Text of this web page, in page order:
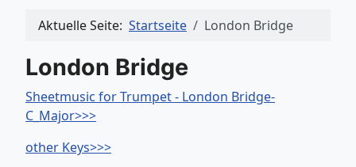
Aktuelle Seite: Startseite London Bridge
London Bridge
Sheetmusic for Trumpet - London Bridge-
C_Major>>>
other Keys>>>